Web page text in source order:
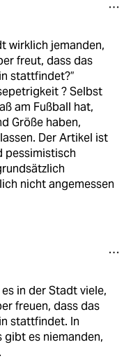
wirklich jemanden,
freut, dass das
stattfindet?”
? Selbst
am Fußball hat,
Größe haben,
Der Artikel ist
pessimistisch
nicht angemessen
in der Stadt viele,
freuen, dass das
stattfindet. In
gibt es niemanden,